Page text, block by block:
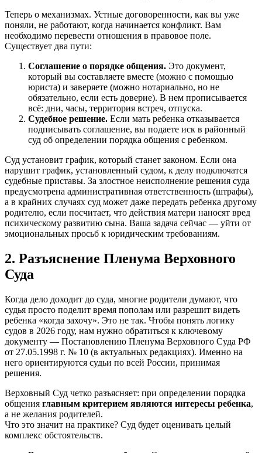
Теперь о механизмах. Устные договоренности, как вы уже
поняли, не работают, когда начинается конфликт. Вам
необходимо перевести отношения в правовое поле.
Существует два пути:
Соглашение о порядке общения. Это документ,
который вы составляете вместе (можно с помощью
юриста) и заверяете (можно нотариально, но не
обязательно, если есть доверие). В нем прописывается
всё: дни, часы, территория встреч, отпуска.
Судебное решение. Если мать ребенка отказывается
подписывать соглашение, вы подаете иск в районный
суд об определении порядка общения с ребенком.
Суд установит график, который станет законом. Если она
нарушит график, установленный судом, к делу подключатся
судебные приставы. За злостное неисполнение решения суда
предусмотрена административная ответственность (штрафы),
а в крайних случаях суд может даже передать ребенка другому
родителю, если посчитает, что действия матери наносят вред
психическому развитию сына. Ваша задача сейчас — уйти от
эмоциональных просьб к юридическим требованиям.
2. Разъяснение Пленума Верховного
Суда
Когда дело доходит до суда, многие родители думают, что
судья просто поделит время пополам или разрешит видеть
ребенка «когда захочу». Это не так. Чтобы понять логику
судов в 2026 году, нам нужно обратиться к ключевому
документу — Постановлению Пленума Верховного Суда РФ
от 27.05.1998 г. № 10 (в актуальных редакциях). Именно на
него ориентируются судьи по всей России, принимая
решения.
Верховный Суд четко разъясняет: при определении порядка
общения главным критерием являются интересы ребенка,
а не желания родителей.
Что это значит на практике? Суд будет оценивать целый
комплекс обстоятельств.